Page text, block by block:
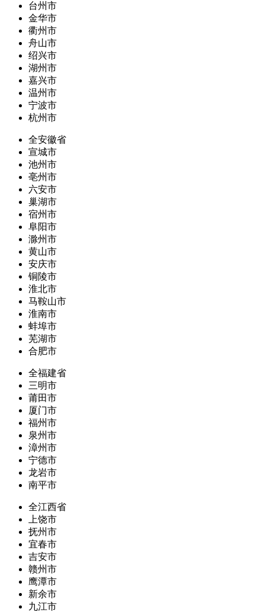
台州市
金华市
衢州市
舟山市
绍兴市
湖州市
嘉兴市
温州市
宁波市
杭州市
全安徽省
宣城市
池州市
亳州市
六安市
巢湖市
宿州市
阜阳市
滁州市
黄山市
安庆市
铜陵市
淮北市
马鞍山市
淮南市
蚌埠市
芜湖市
合肥市
全福建省
三明市
莆田市
厦门市
福州市
泉州市
漳州市
宁德市
龙岩市
南平市
全江西省
上饶市
抚州市
宜春市
吉安市
赣州市
鹰潭市
新余市
九江市